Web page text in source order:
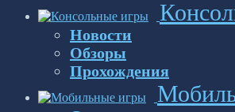
Новости
Обзоры
Прохождения